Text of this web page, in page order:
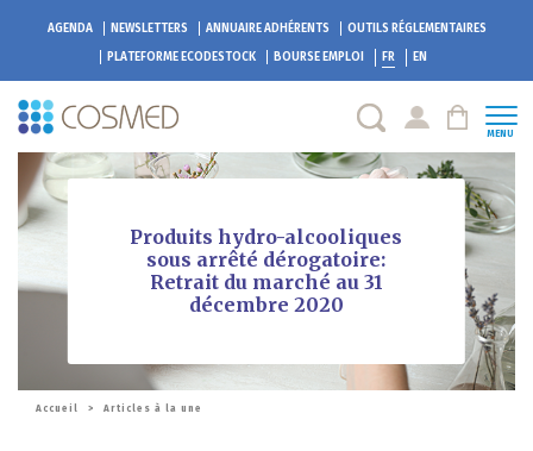
AGENDA NEWSLETTERS ANNUAIRE ADHÉRENTS
OUTILS RÉGLEMENTAIRES
PLATEFORME ECODESTOCK BOURSE EMPLOI FR EN
MENU
Produits hydro-alcooliques
sous arrêté dérogatoire:
Retrait du marché au 31
décembre 2020
Accueil > Articles à la une